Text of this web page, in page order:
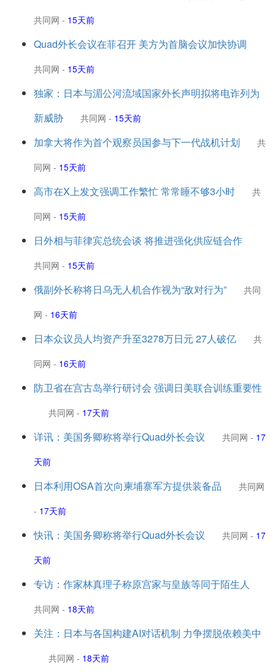
共同网 - 15天前
Quad外长会议在菲召开 美方为首脑会议加快协调
共同网 - 15天前
独家：日本与湄公河流域国家外长声明拟将电诈列为
新威胁
共同网 - 15天前
加拿大将作为首个观察员国参与下一代战机计划
共
同网 - 15天前
高市在X上发文强调工作繁忙 常常睡不够3小时
共
同网 - 15天前
日外相与菲律宾总统会谈 将推进强化供应链合作
共同网 - 15天前
俄副外长称将日乌无人机合作视为“敌对行为”
共同
网 - 16天前
日本众议员人均资产升至3278万日元 27人破亿
共
同网 - 16天前
防卫省在宫古岛举行研讨会 强调日美联合训练重要性
共同网 - 17天前
详讯：美国务卿称将举行Quad外长会议 共同网 - 17
天前
日本利用OSA首次向柬埔寨军方提供装备品
共同网
- 17天前
快讯：美国务卿称将举行Quad外长会议 共同网 - 17
天前
专访：作家林真理子称原宫家与皇族等同于陌生人
共同网 - 18天前
关注：日本与各国构建AI对话机制 力争摆脱依赖美中
共同网 - 18天前